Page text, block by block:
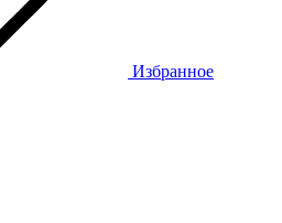
Избранное